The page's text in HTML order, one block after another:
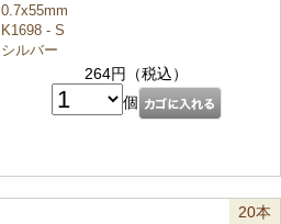
0.7x55mm
K1698 - S
シルバー
264円（税込）
個
20本